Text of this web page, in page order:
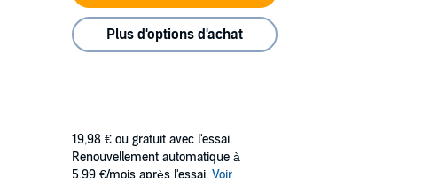
Plus d'options d'achat
19,98 € ou gratuit avec l'essai.
Renouvellement automatique à